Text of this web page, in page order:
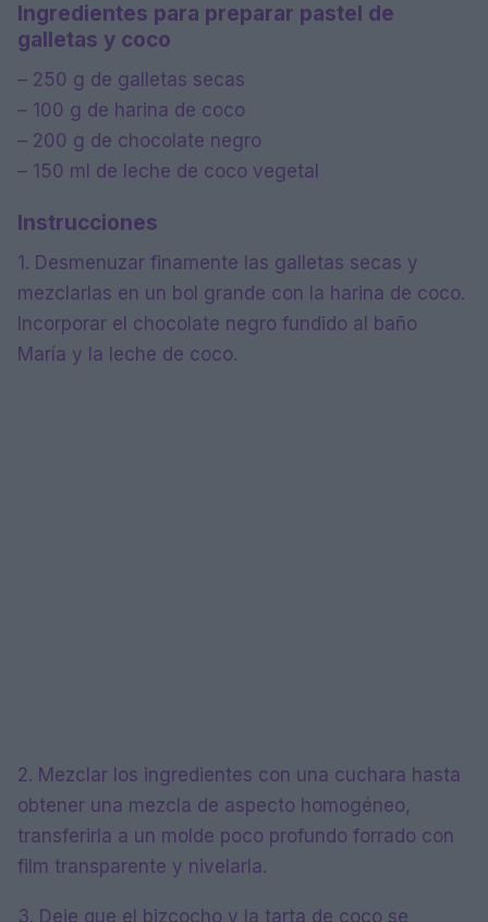
Ingredientes para preparar pastel de
galletas y coco
– 250 g de galletas secas
– 100 g de harina de coco
– 200 g de chocolate negro
– 150 ml de leche de coco vegetal
Instrucciones
1. Desmenuzar finamente las galletas secas y
mezclarlas en un bol grande con la harina de coco.
Incorporar el chocolate negro fundido al baño
María y la leche de coco.
2. Mezclar los ingredientes con una cuchara hasta
obtener una mezcla de aspecto homogéneo,
transferirla a un molde poco profundo forrado con
film transparente y nivelarla.
3. Deje que el bizcocho y la tarta de coco se